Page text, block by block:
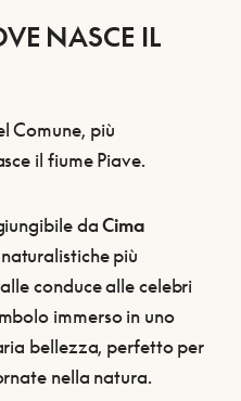
NASCE IL
Comune, più
il fiume Piave.
daCima
più
conduce alle celebri
immerso in uno
bellezza, perfetto per
nella natura.